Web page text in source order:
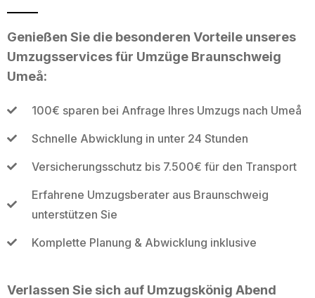
Genießen Sie die besonderen Vorteile unseres
Umzugsservices für Umzüge Braunschweig
Umeå:
100€ sparen bei Anfrage Ihres Umzugs nach Umeå
Schnelle Abwicklung in unter 24 Stunden
Versicherungsschutz bis 7.500€ für den Transport
Erfahrene Umzugsberater aus Braunschweig
unterstützen Sie
Komplette Planung & Abwicklung inklusive
Verlassen Sie sich auf Umzugskönig Abend